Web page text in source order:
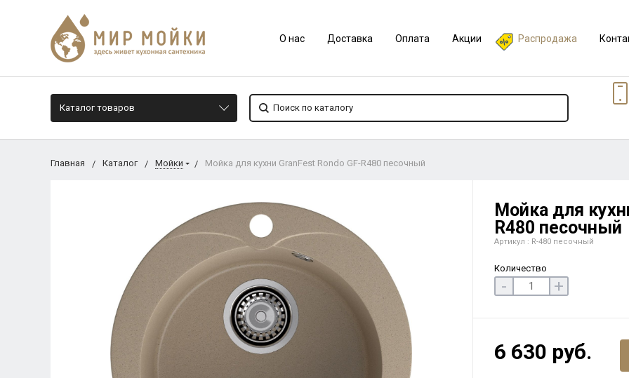
О нас Доставка Оплата Акции Распродажа
Каталог товаров
Главная Каталог Мойки Мойка для кухни GranFest Rondo GF-R480 песочный
Мойка для
R480 песочный
Артикул : R-480 песочный
Количество
- +
6 630 руб.